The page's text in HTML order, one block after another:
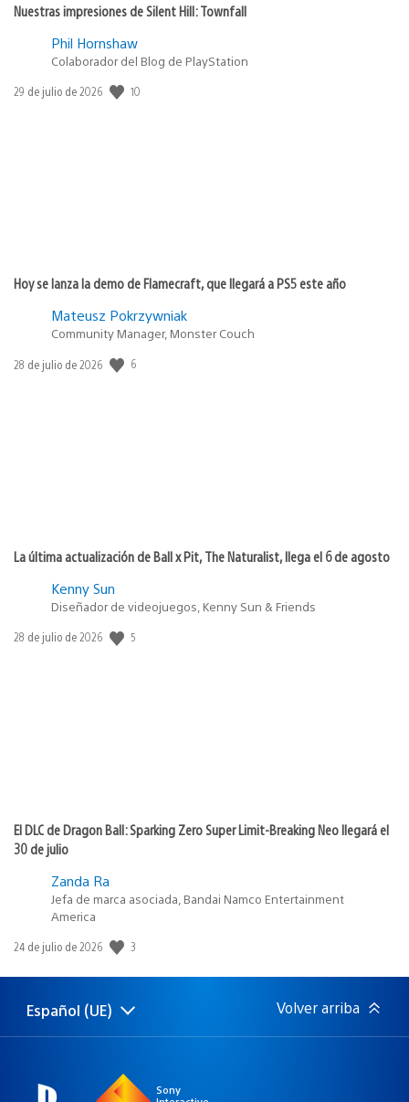
Nuestras impresiones de Silent Hill: Townfall
Phil Hornshaw
Colaborador del Blog de PlayStation
Fecha
29 de julio de 2026 10
Hoy se lanza la demo de Flamecraft, que llegará a PS5 este año
Mateusz Pokrzywniak
Community Manager, Monster Couch
Fecha
28 de julio de 2026 6
La última actualización de Ball x Pit, The Naturalist, llega el 6 de agosto
Kenny Sun
Diseñador de videojuegos, Kenny Sun & Friends
Fecha
28 de julio de 2026 5
El DLC de Dragon Ball: Sparking Zero Super Limit-Breaking Neo llegará el
30 de julio
Zanda Ra
Jefa de marca asociada, Bandai Namco Entertainment
America
Fecha
publicación:
24 de julio de 2026 3
Selecciona
Región
Español (UE) Volver arriba
Sony